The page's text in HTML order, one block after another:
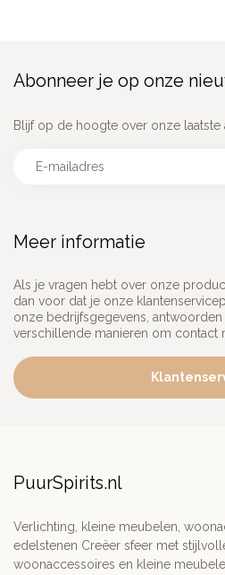
Meer informatie
Als je vragen hebt over onze
dan voor dat je onze
onze bedrijfsgegevens,
verschillende manieren om contact
Abonneer je op onze
Blijf op de hoogte over onze laatste
PuurSpirits.nl
Verlichting, kleine meubelen,
edelstenen Creëer sfeer met
woonaccessoires en kleine